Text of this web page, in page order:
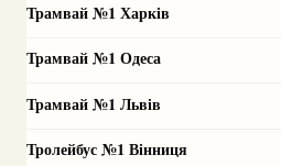
Трамвай №1 Харків
Трамвай №1 Одеса
Трамвай №1 Львів
Тролейбус №1 Вінниця